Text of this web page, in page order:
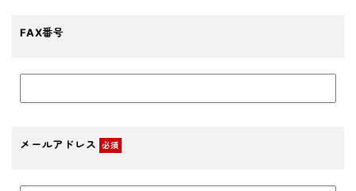
FAX番号
メールアドレス 必須